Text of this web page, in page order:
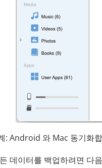
: Android 와 Mac 동기화
데이터를 백업하려면 다